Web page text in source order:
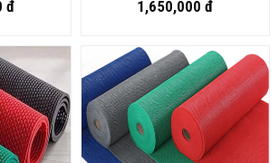
đ 1,650,000 đ